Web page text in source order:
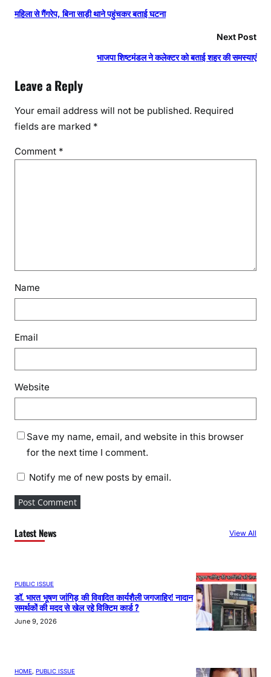
महिला से गैंगरेप, बिना साड़ी थाने पहुंचकर बताई घटना
Next Post
भाजपा शिष्टमंडल ने कलेक्टर को बताई शहर की समस्याएं
Leave a Reply
Your email address will not be published. Required
fields are marked *
Comment *
Name
Email
Website
Save my name, email, and website in this browser
for the next time I comment.
Notify me of new posts by email.
Latest News View All
PUBLIC ISSUE
डॉ. भारत भूषण जांगिड़ की विवादित कार्यशैली जगजाहिर! नादान
समर्थकों की मदद से खेल रहे विक्टिम कार्ड ?
June 9, 2026
HOME PUBLIC ISSUE